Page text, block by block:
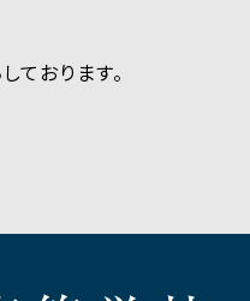
ております。